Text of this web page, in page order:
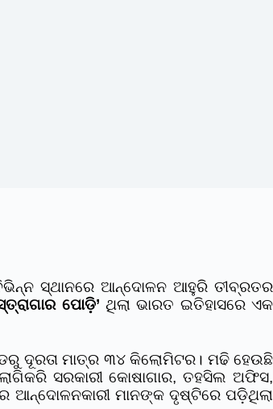
ସ୍ଥାନରେ ଆନ୍ଦୋଳନ ଆହୁରି ତୀବ୍ରତର
ପୋଡ଼ି’ ଥିଲା ଭାରତ ଇତିହାସରେ ଏକ
ଦୂରତା ମାତ୍ର ୩୪ କିଲୋମିଟର। ମଢି ହେଉଛି
ସରକାରୀ କୋଷାଗାର, ତହସିଲ ଅଫିସ,
ଆନ୍ଦୋଳନକାରୀ ମାନଙ୍କ ଦୃଷ୍ଟିରେ ପଡ଼ିଥିଲା